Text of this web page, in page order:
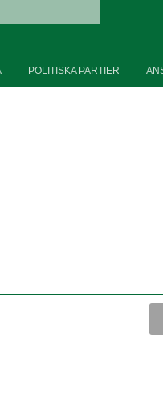
POLITISKA PARTIER